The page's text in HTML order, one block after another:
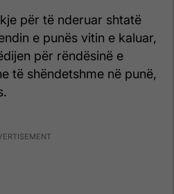
për të nderuar shtatë
e punës vitin e kaluar,
për rëndësinë e
të shëndetshme në punë,